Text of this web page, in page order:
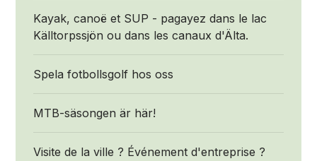
Kayak, canoë et SUP - pagayez dans le lac
Källtorpssjön ou dans les canaux d'Älta.
Spela fotbollsgolf hos oss
MTB-säsongen är här!
Visite de la ville ? Événement d'entreprise ?